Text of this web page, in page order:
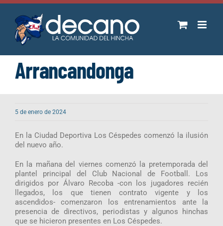
Saltar
contenido
Arrancandonga
5 de enero de 2024
En la Ciudad Deportiva Los Céspedes comenzó la ilusión
del nuevo año.
En la mañana del viernes comenzó la pretemporada del
plantel principal del Club Nacional de Football. Los
dirigidos por Álvaro Recoba -con los jugadores recién
llegados, los que tienen contrato vigente y los
ascendidos- comenzaron los entrenamientos ante la
presencia de directivos, periodistas y algunos hinchas
que se hicieron presentes en Los Céspedes.